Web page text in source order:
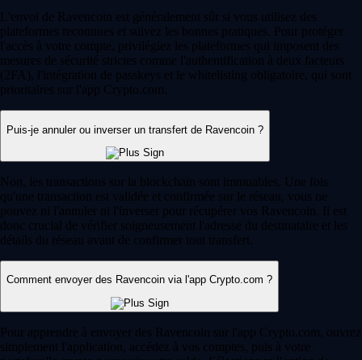
L'envoi de Ravencoin est généralement sûr si vous utilisez des
plateformes reconnues et suivez les bonnes pratiques. Pour protéger
l'accès à votre compte, privilégiez les plateformes qui imposent des
mesures de sécurité strictes comme l'authentification à deux facteurs
(2FA), l'intégration de passkeys et le whitelisting obligatoire, qui sont
prioritaires sur l'app Crypto.com.
Puis-je annuler ou inverser un transfert de Ravencoin ?
Non, les transactions sur la blockchain sont immuables. Une fois
qu'une transaction est validée et confirmée sur le réseau, vous ne
pouvez ni l'annuler ni l'inverser pour récupérer vos Ravencoin. Il est
donc crucial de vérifier soigneusement l'adresse du destinataire et les
détails du réseau avant de confirmer tout transfert.
Comment envoyer des Ravencoin via l'app Crypto.com ?
Pour apprendre à envoyer des Ravencoin sur l'app Crypto.com, ouvrez
simplement l'application, accédez à vos comptes, puis à votre